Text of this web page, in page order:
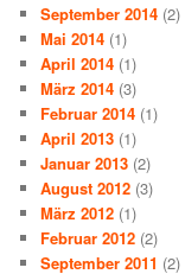
September 2014 (2)
Mai 2014 (1)
April 2014 (1)
März 2014 (3)
Februar 2014 (1)
April 2013 (1)
Januar 2013 (2)
August 2012 (3)
März 2012 (1)
Februar 2012 (2)
September 2011 (2)